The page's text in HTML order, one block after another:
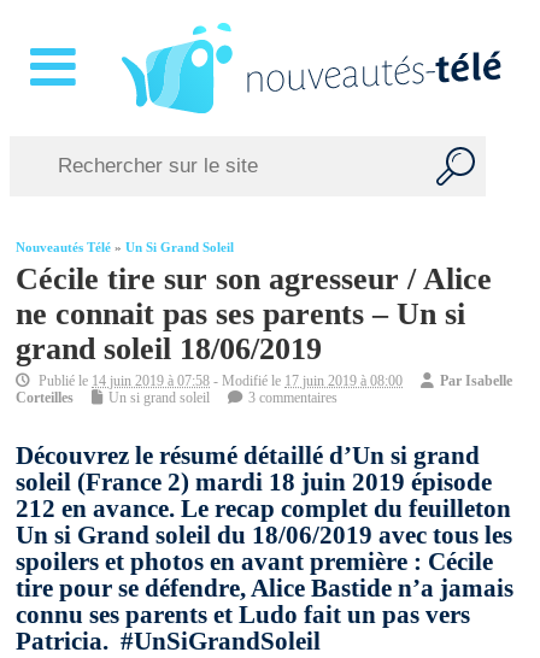
Nouveautés Télé »Un Si Grand Soleil
Cécile tire sur son agresseur / Alice
ne connait pas ses parents – Un si
grand soleil 18/06/2019
Publié le 14 juin 2019 à 07:58 - Modifié le 17 juin 2019 à 08:00 ParIsabelle
Corteilles
Un si grand soleil 3 commentaires
Découvrez le résumé détaillé d’Un si grand
soleil (France 2) mardi 18 juin 2019 épisode
212 en avance. Le recap complet du feuilleton
Un si Grand soleil du 18/06/2019 avec tous les
spoilers et photos en avant première : Cécile
tire pour se défendre, Alice Bastide n’a jamais
connu ses parents et Ludo fait un pas vers
Patricia. #UnSiGrandSoleil